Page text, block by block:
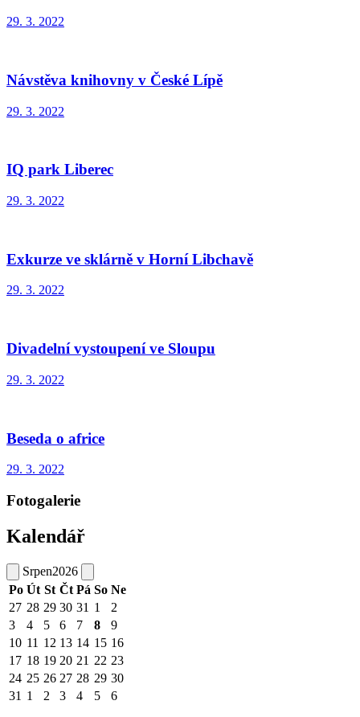
29. 3. 2022
Návstěva knihovny v České Lípě
29. 3. 2022
IQ park Liberec
29. 3. 2022
Exkurze ve sklárně v Horní Libchavě
29. 3. 2022
Divadelní vystoupení ve Sloupu
29. 3. 2022
Beseda o africe
29. 3. 2022
Fotogalerie
Kalendář
Srpen2026
Po Út St Čt Pá So Ne
27 28 29 30 31 1
2
3
4 5 6 7 8
9
10 11 12 13 14 15 16
17 18 19 20 21 22 23
24 25 26 27 28 29 30
31 1 2 3 4 5 6